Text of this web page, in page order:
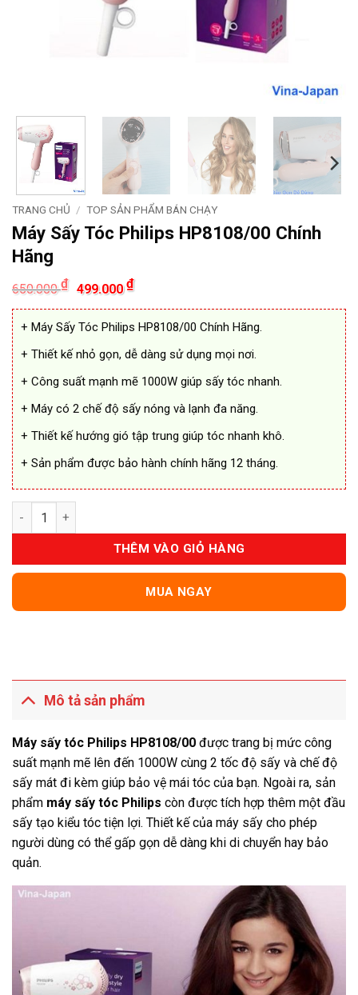
TRANG CHỦ / TOP SẢN PHẨM BÁN CHẠY
Máy Sấy Tóc Philips HP8108/00 Chính
Hãng
650.000₫
Giá
gốc
là:
650.000 ₫.
499.000₫Giá
hiện
tại
là:
499.000 ₫.
+ Máy Sấy Tóc Philips HP8108/00 Chính Hãng.
+ Thiết kế nhỏ gọn, dễ dàng sử dụng mọi nơi.
+ Công suất mạnh mẽ 1000W giúp sấy tóc nhanh.
+ Máy có 2 chế độ sấy nóng và lạnh đa năng.
+ Thiết kế hướng gió tập trung giúp tóc nhanh khô.
+ Sản phẩm được bảo hành chính hãng 12 tháng.
Máy Sấy Tóc Philips HP8108/00 Chính Hãng số lượng
THÊM VÀO GIỎ HÀNG
MUA NGAY
Mô tả sản phẩm
Máy sấy tóc Philips HP8108/00 được trang bị mức công
suất mạnh mẽ lên đến 1000W cùng 2 tốc độ sấy và chế độ
sấy mát đi kèm giúp bảo vệ mái tóc của bạn. Ngoài ra, sản
phẩm máy sấy tóc Philips còn được tích hợp thêm một đầu
sấy tạo kiểu tóc tiện lợi. Thiết kế của máy sấy cho phép
người dùng có thể gấp gọn dễ dàng khi di chuyển hay bảo
quản.